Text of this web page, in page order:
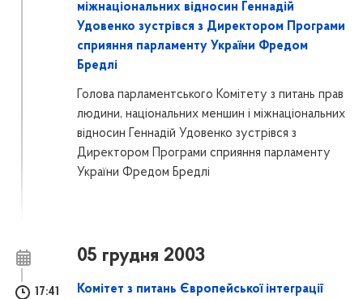
міжнаціональних відносин Геннадій
Удовенко зустрівся з Директором Програми
сприяння парламенту України Фредом
Бредлі
Голова парламентського Комітету з питань прав
людини, національних меншин і міжнаціональних
відносин Геннадій Удовенко зустрівся з
Директором Програми сприяння парламенту
України Фредом Бредлі
05 грудня 2003
17:41
Комітет з питань Європейської інтеграції